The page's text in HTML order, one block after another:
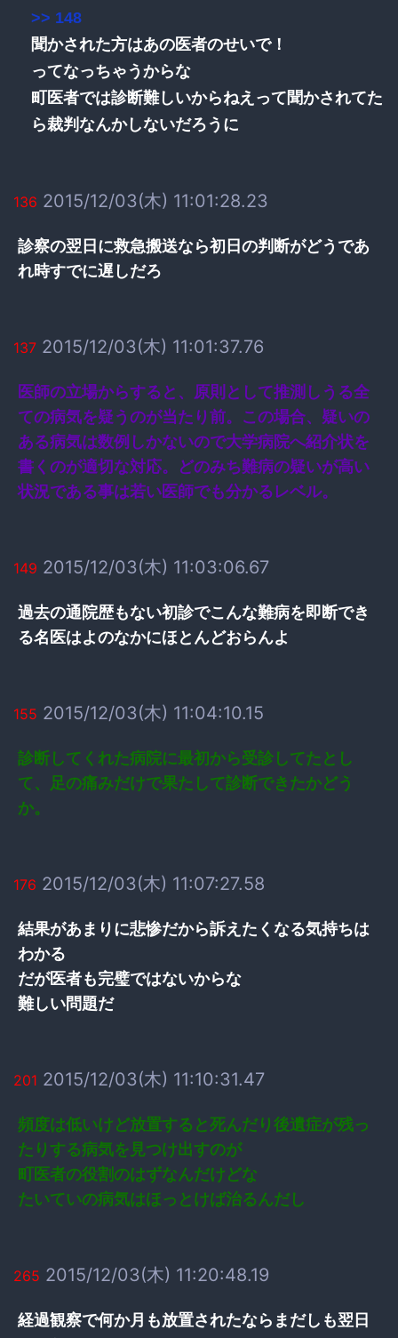
>> 148
聞かされた方はあの医者のせいで！
ってなっちゃうからな
町医者では診断難しいからねえって聞かされてた
ら裁判なんかしないだろうに
136 2015/12/03(木) 11:01:28.23
診察の翌日に救急搬送なら初日の判断がどうであ
れ時すでに遅しだろ
137 2015/12/03(木) 11:01:37.76
医師の立場からすると、原則として推測しうる全
ての病気を疑うのが当たり前。この場合、疑いの
ある病気は数例しかないので大学病院へ紹介状を
書くのが適切な対応。どのみち難病の疑いが高い
状況である事は若い医師でも分かるレベル。
149 2015/12/03(木) 11:03:06.67
過去の通院歴もない初診でこんな難病を即断でき
る名医はよのなかにほとんどおらんよ
155 2015/12/03(木) 11:04:10.15
診断してくれた病院に最初から受診してたとし
て、足の痛みだけで果たして診断できたかどう
か。
176 2015/12/03(木) 11:07:27.58
結果があまりに悲惨だから訴えたくなる気持ちは
わかる
だが医者も完璧ではないからな
難しい問題だ
201 2015/12/03(木) 11:10:31.47
頻度は低いけど放置すると死んだり後遺症が残っ
たりする病気を見つけ出すのが
町医者の役割のはずなんだけどな
たいていの病気はほっとけば治るんだし
265 2015/12/03(木) 11:20:48.19
経過観察で何か月も放置されたならまだしも翌日